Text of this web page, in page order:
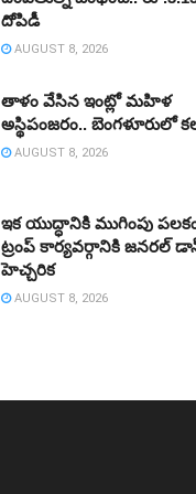
దోపిడీ
AUGUST 8, 2026
తాళం వేసిన ఇంట్లో మహిళ
అస్థిపంజరం.. బెంగళూరులో
AUGUST 8, 2026
ఇక యుద్ధానికి ముగింపు
ట్రంప్‌ కార్యవర్గానికి జనరల్‌
హెచ్చరిక
AUGUST 8, 2026